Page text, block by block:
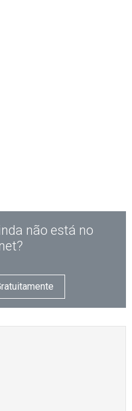
não está no